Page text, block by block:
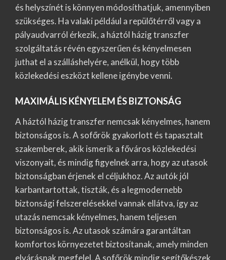
és helyszínét is könnyen módosíthatjuk, amennyiben
szükséges. Ha valaki például a repülőtérről vagy a
pályaudvarról érkezik, a háztól házig transzfer
szolgáltatás révén egyszerűen és kényelmesen
juthat el a szálláshelyére, anélkül, hogy több
közlekedési eszközt kellene igénybe venni.
MAXIMÁLIS KÉNYELEM ÉS BIZTONSÁG
A háztól házig transzfer nemcsak kényelmes, hanem
biztonságos is. A sofőrök gyakorlott és tapasztalt
szakemberek, akik ismerik a főváros közlekedési
viszonyait, és mindig figyelnek arra, hogy az utasok
biztonságban érjenek el céljukhoz. Az autók jól
karbantartottak, tiszták, és a legmodernebb
biztonsági felszerelésekkel vannak ellátva, így az
utazás nemcsak kényelmes, hanem teljesen
biztonságos is. Az utasok számára garantáltan
komfortos környezetet biztosítanak, amely minden
elvárásnak megfelel. A sofőrök mindig segítőkészek